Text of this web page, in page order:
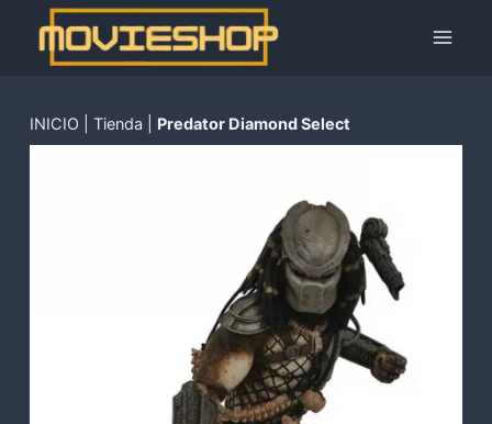
Saltar
contenido
INICIO Tienda Predator Diamond Select